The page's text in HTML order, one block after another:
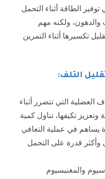
الطاقة أثناء التحمل
والدهون، ولكنه مهم
تكسيرها أثناء التمرين
التلف:
العضلية التي تتضرر أثناء
وتعزيز تكيفها، تناول كمية
يساهم في عملية التعافي
قدرة على التحمل
والمغنيسيوم